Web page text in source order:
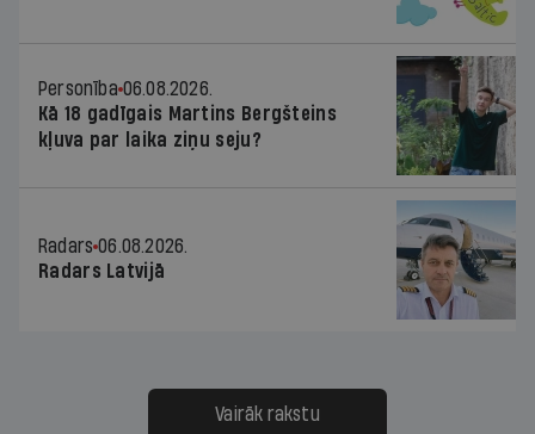
Personība 06.08.2026.
Kā 18 gadīgais Martins Bergšteins
kļuva par laika ziņu seju?
Radars 06.08.2026.
Radars Latvijā
Vairāk rakstu